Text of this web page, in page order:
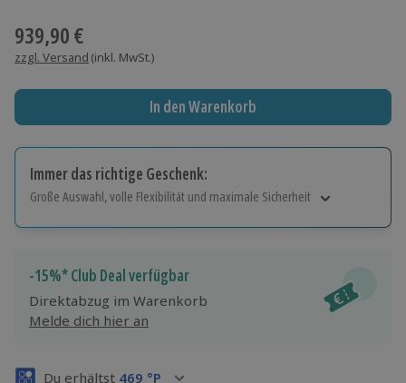
939,90 €
zzgl. Versand (inkl. MwSt.)
In den Warenkorb
Immer das richtige Geschenk:
Große Auswahl, volle Flexibilität und maximale Sicherheit
Jeder Gutschein für alle Erlebnisse einlösbar.
Maximale Sicherheit
3 Jahre gültig & verlängerbar.
-15%* Club Deal verfügbar
Direktabzug im Warenkorb
Melde dich hier an
Du erhältst 469 °P